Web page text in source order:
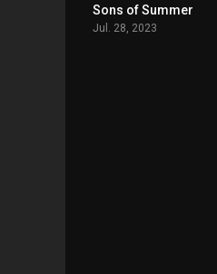
Sons of Summer
Jul. 28, 2023